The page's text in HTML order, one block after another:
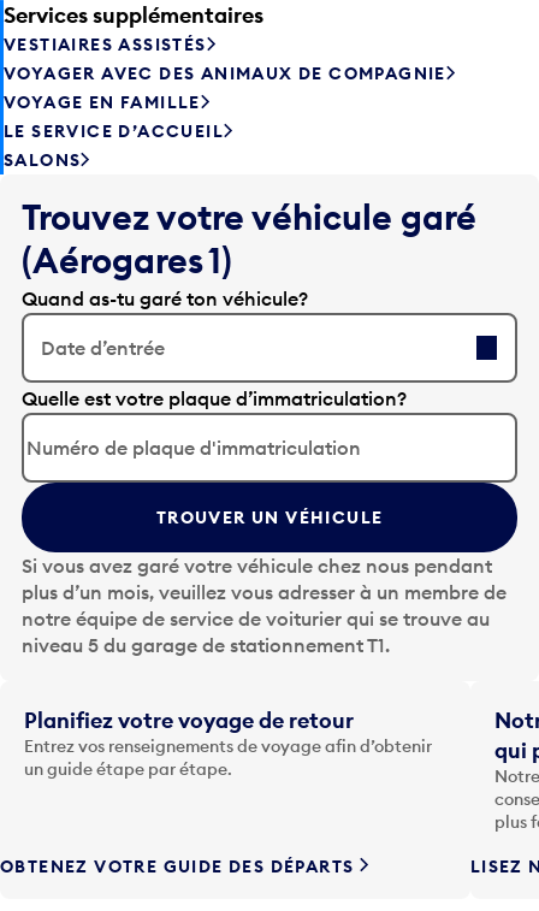
Services supplémentaires
VESTIAIRES ASSISTÉS
VOYAGER AVEC DES ANIMAUX DE COMPAGNIE
VOYAGE EN FAMILLE
LE SERVICE D’ACCUEIL
SALONS
Trouvez votre véhicule garé
(Aérogares 1)
Quand as-tu garé ton véhicule?
Date d’entrée
A
p
p
u
y
e
z
s
u
r
l
t
o
u
F
Quelle est votre plaque d’immatriculation?
TROUVER UN VÉHICULE
Si vous avez garé votre véhicule chez nous pendant
plus d’un mois, veuillez vous adresser à un membre de
notre équipe de service de voiturier qui se trouve au
niveau 5 du garage de stationnement T1.
Planifiez votre voyage de retour
Entrez vos renseignements de voyage afin d’obtenir
un guide étape par étape.
OBTENEZ VOTRE GUIDE DES DÉPARTS
qui
plus
LISEZ